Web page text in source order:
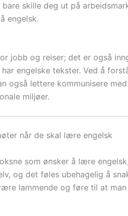
skille deg ut på
engelsk.
jobb og reiser; det er også
engelske tekster. Ved å
også lettere kommunisere
miljøer.
når de skal lære engelsk
som ønsker å lære
og det føles ubehagelig å
lammende og føre til at